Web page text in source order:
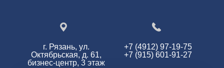
г. Рязань, ул.
Октябрьская, д. 61,
бизнес-центр, 3 этаж
+7 (4912) 97-19-75
+7 (915) 601-91-27